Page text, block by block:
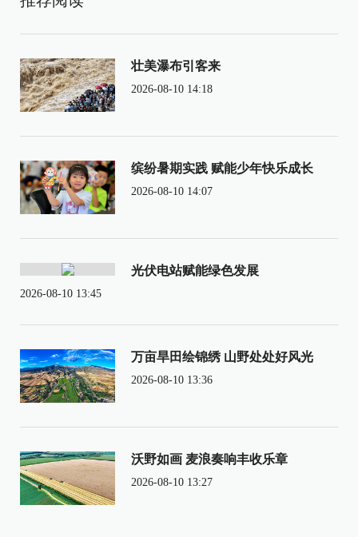
壮美瀑布引客来
2026-08-10 14:18
缤纷暑期实践 赋能少年快乐成长
2026-08-10 14:07
光伏电站赋能绿色发展
2026-08-10 13:45
万亩旱田绘锦绣 山野处处好风光
2026-08-10 13:36
沃野如画 麦浪奏响丰收乐章
2026-08-10 13:27